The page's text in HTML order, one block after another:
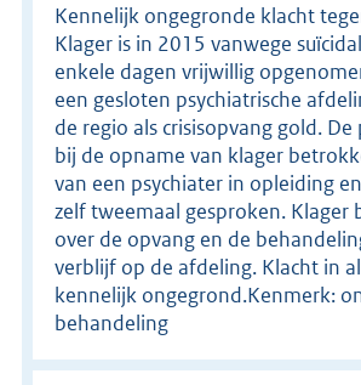
Kennelijk ongegronde klacht
Klager is in 2015 vanwege
enkele dagen vrijwillig
een gesloten psychiatrische
de regio als crisisopvang gold. De
bij de opname van klager
van een psychiater in opleiding
zelf tweemaal gesproken. Klager
over de opvang en de
verblijf op de afdeling. Klacht in
kennelijk ongegrond.Kenmerk:
behandeling